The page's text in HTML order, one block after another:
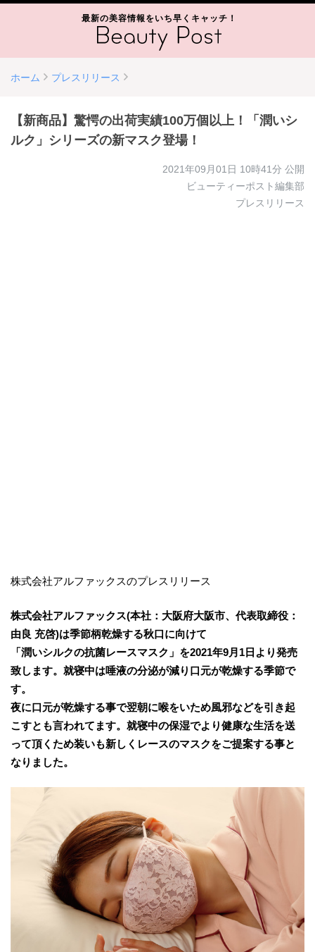
最新の美容情報をいち早くキャッチ！
ホーム プレスリリース
【新商品】驚愕の出荷実績100万個以上！「潤いシ
ルク」シリーズの新マスク登場！
2021年09月01日 10時41分 公開
ビューティーポスト編集部
プレスリリース
株式会社アルファックスのプレスリリース
株式会社アルファックス(本社：大阪府大阪市、代表取締役：
由良 充啓)は季節柄乾燥する秋口に向けて
「潤いシルクの抗菌レースマスク」を2021年9月1日より発売
致します。就寝中は唾液の分泌が減り口元が乾燥する季節で
す。
夜に口元が乾燥する事で翌朝に喉をいため風邪などを引き起
こすとも言われてます。就寝中の保湿でより健康な生活を送
って頂くため装いも新しくレースのマスクをご提案する事と
なりました。